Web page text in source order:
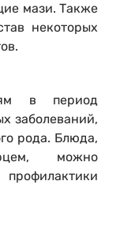
мази. Также
некоторых
в период
заболеваний,
рода. Блюда,
можно